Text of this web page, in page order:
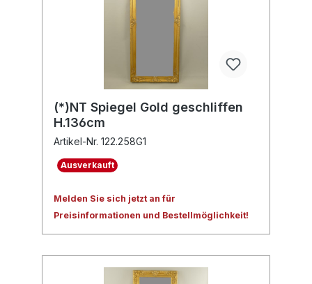
(*)NT Spiegel Gold geschliffen
H.136cm
Artikel-Nr. 122.258G1
Ausverkauft
Melden Sie sich jetzt an für
Preisinformationen und Bestellmöglichkeit!